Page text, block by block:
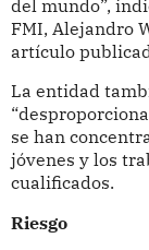
del mundo”,
FMI, Alejandro
artículo
La entidad
se han
jóvenes y los
cualificados.
Riesgo